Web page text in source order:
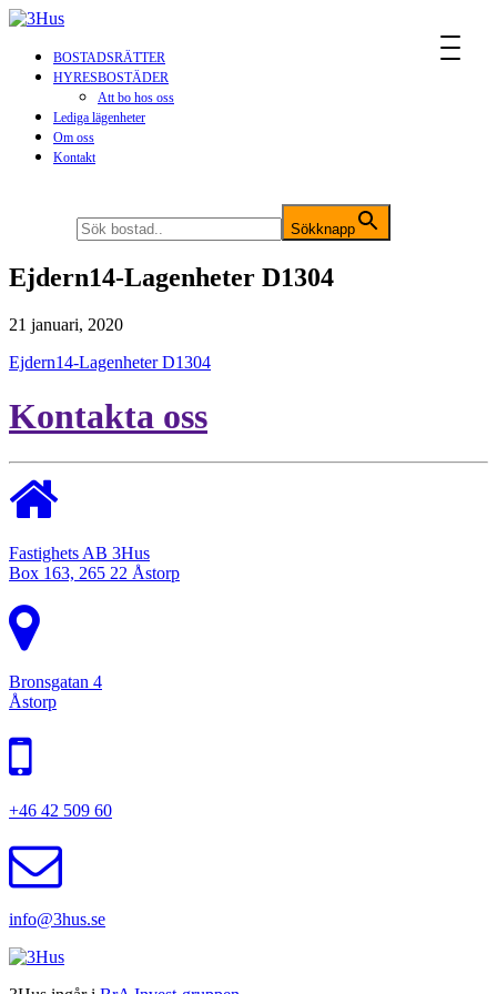
BOSTADSRÄTTER
HYRESBOSTÄDER
Att bo hos oss
Lediga lägenheter
Om oss
Kontakt
Sökknapp
Ejdern14-Lagenheter D1304
21 januari, 2020
Ejdern14-Lagenheter D1304
Kontakta oss
Fastighets AB 3Hus
Box 163, 265 22 Åstorp
Bronsgatan 4
Åstorp
+46 42 509 60
info@3hus.se